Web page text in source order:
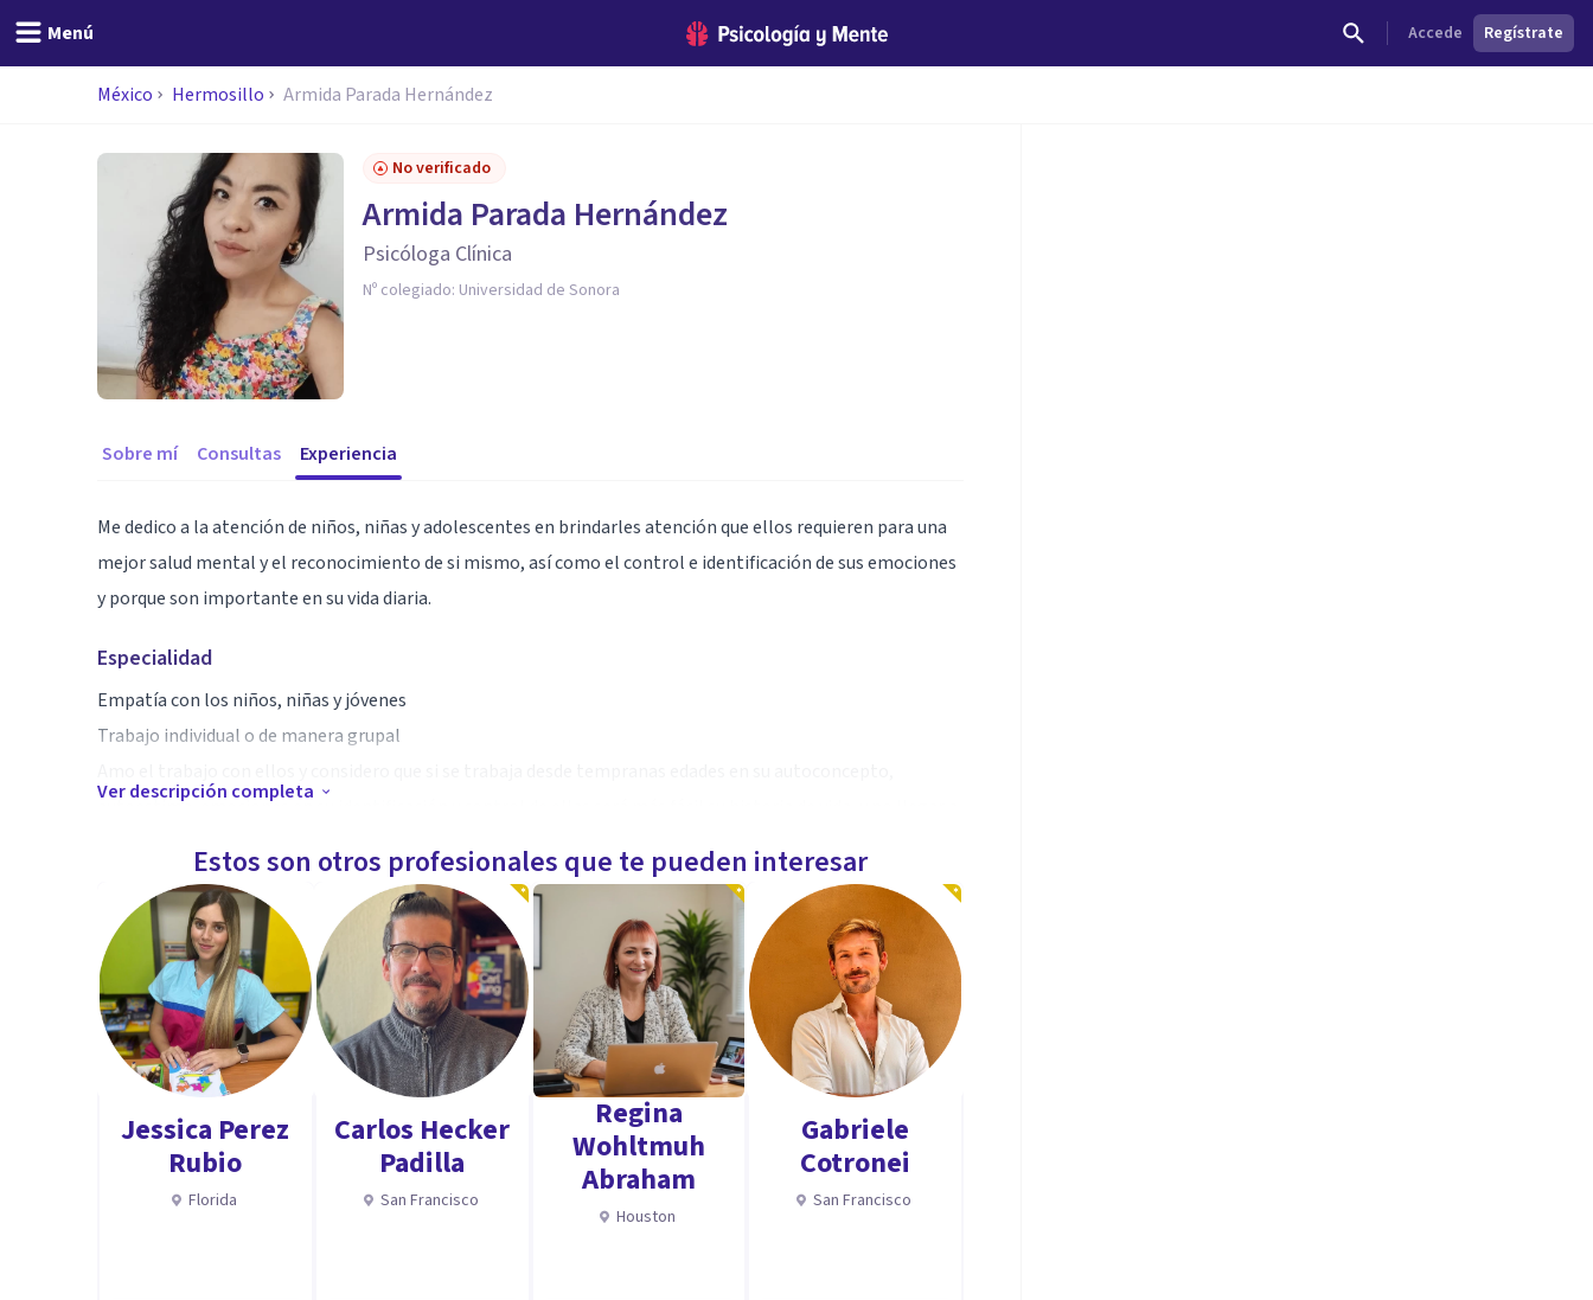
Menú Accede Regístrate
México Hermosillo Armida Parada Hernández
No verificado
Armida Parada Hernández
Psicóloga Clínica
Nº colegiado: Universidad de Sonora
Sobre mí Consultas Experiencia
Me dedico a la atención de niños, niñas y adolescentes en brindarles atención que ellos requieren para una
mejor salud mental y el reconocimiento de si mismo, así como el control e identificación de sus emociones
y porque son importante en su vida diaria.
Especialidad
Empatía con los niños, niñas y jóvenes
Trabajo individual o de manera grupal
autoestima, emociones en su identificación y control de ellas será más fácil su historia de vida, y no llegar a
Aptitudes
Trabajo en la identificación y tratamiento en problemas escolares, así como problemas emocionales y que
afectan su vida; para poder tener una mejor aceptación de ellos mismos su vida y su relación con su
contexto
Ver descripción completa
Estos son otros profesionales que te pueden interesar
Jessica Perez
Rubio
Florida
Carlos Hecker
Padilla
San Francisco
Regina
Wohltmuh
Abraham
Houston
Gabriele
Cotronei
San Francisco